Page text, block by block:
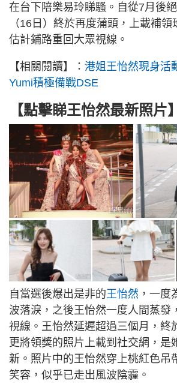
在台下陪樂易玲睇騷。自從7月後
（16日）終於再度蒲頭，上載補領
估計鋪路重回大眾視線。
【相關閱讀】： 港姐王怡然現身活
Yumi積極備戰DSE
【點擊睇王怡然最新照片
自當選後爆出是非的王怡然 ，一度
波落淚，之後王怡然一度人間蒸發
視線。王怡然延遲超過三個月，終
更將領獎的照片上載到社交網，是
新。照片中的王怡然穿上桃紅色吊
笑容，似乎已走出風波陰霾。